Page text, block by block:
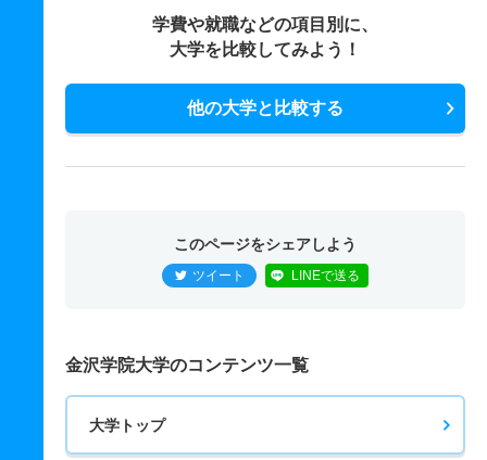
学費や就職などの項目別に、
大学を比較してみよう！
他の大学と比較する
このページをシェアしよう
ツイート LINEで送る
金沢学院大学のコンテンツ一覧
大学トップ